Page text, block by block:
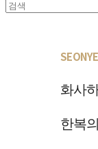
화사
한복